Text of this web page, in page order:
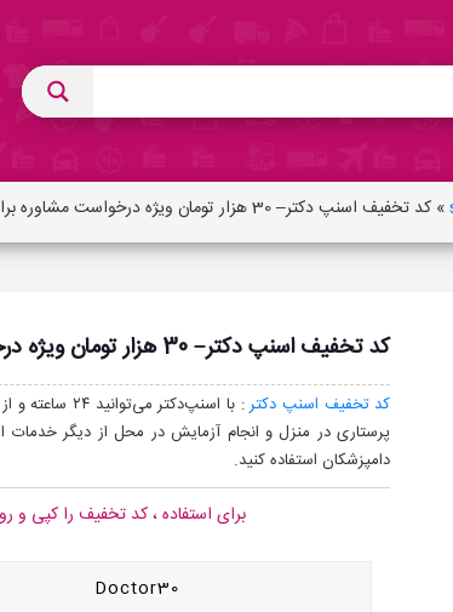
» کد تخفیف اسنپ دکتر– 30 هزار تومان ویژه درخواست مشاوره برای اولین درخواست
کد تخفیف اسنپ دکتر– 30 هزار تومان ویژه درخواست مشاوره برای اولین درخواست
کد تخفیف اسنپ دکتر : با
دامپزشکان استفاده کنید.
برای استفاده ، کد تخفیف را کپی و
Doctor30